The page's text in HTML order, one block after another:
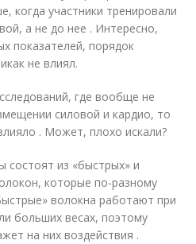
когда участники тренировали
а не до нее . Интересно,
показателей, порядок
не влиял.
где вообще не
силовой и кардио, то
. Может, плохо искали?
из «быстрых» и
которые по-разному
волокна работают при
больших весах, поэтому
на них воздействия .